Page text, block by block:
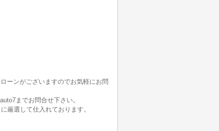
ーンがございますのでお気軽にお問
までお問合せ下さい。
厳選して仕入れております。